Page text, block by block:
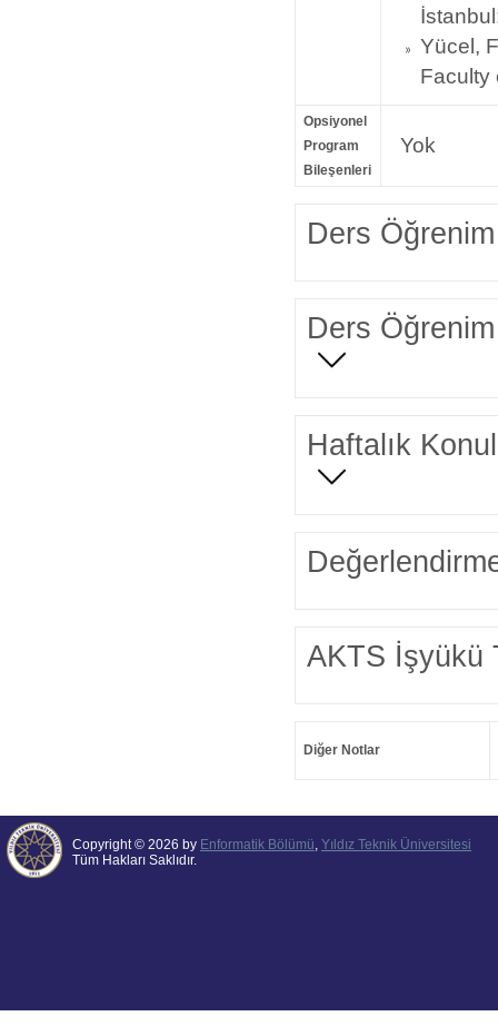
Yücel,
Faculty
Opsiyonel
Program
Bileşenleri
Yok
Ders Öğrenim
Ders Öğrenim
Haftalık
AKTS İşyükü
Diğer Notlar
Copyright © 2026 by Enformatik Bölümü, Yıldız Teknik Üniversitesi
Tüm Hakları Saklıdır.